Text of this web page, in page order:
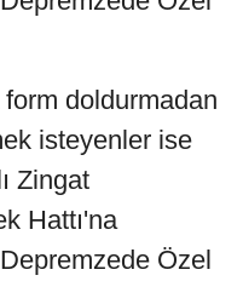
doldurmadan
isteyenler ise
Zingat
Hattı'na
Özel